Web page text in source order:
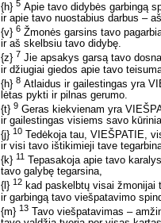
{h} 5 Apie tavo didybės garbingą
ir apie tavo nuostabius darbus –
{v} 6 Žmonės garsins tavo
ir aš skelbsiu tavo didybę.
{z} 7 Jie apsakys garsą tavo
ir džiugiai giedos apie tavo
{h} 8 Atlaidus ir gailestingas yra
lėtas pykti ir pilnas gerumo.
{t} 9 Geras kiekvienam yra
ir gailestingas visiems savo
{j} 10 Tedėkoja tau, VIEŠPATIE,
ir visi tavo ištikimieji tave
{k} 11
Tepasakoja apie tavo
tavo galybę tegarsina,
{l} 12 kad paskelbtų visai žmonijai
ir garbingą tavo viešpatavimo
{m} 13 Tavo viešpatavimas –